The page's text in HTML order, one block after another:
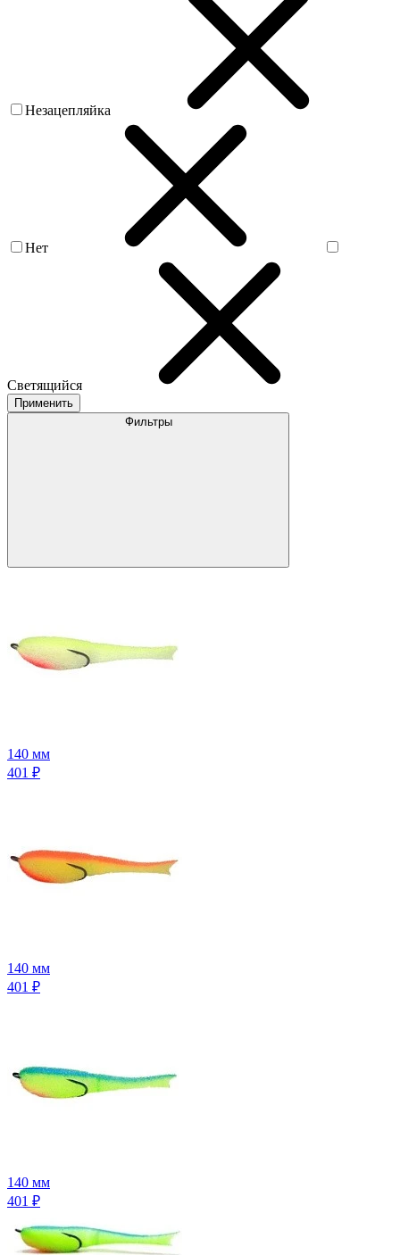
Незацепляйка
Нет
Светящийся
Применить
Фильтры
140 мм
401 ₽
140 мм
401 ₽
140 мм
401 ₽